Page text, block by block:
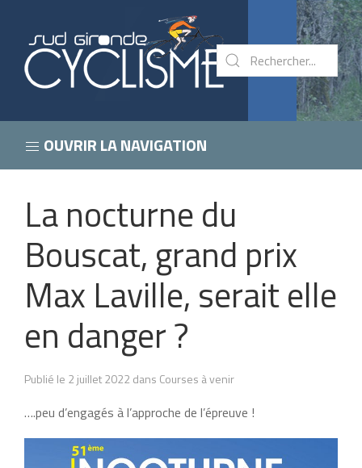
OUVRIR LA NAVIGATION
La nocturne du
Bouscat, grand prix
Max Laville, serait elle
en danger ?
Publié le 2 juillet 2022 dans Courses à venir
….peu d’engagés à l’approche de l’épreuve !